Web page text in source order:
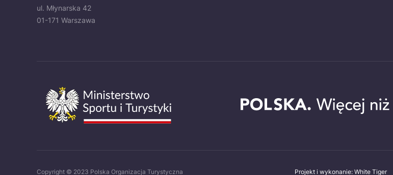
ul. Młynarska 42
01-171 Warszawa
Copyright © 2023 Polska Organizacja Turystyczna Projekt i wykonanie: White Tiger